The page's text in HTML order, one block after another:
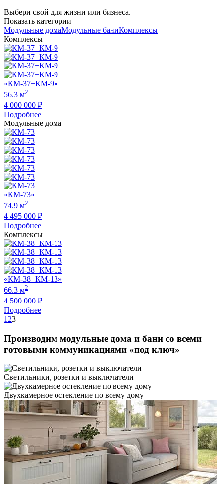
Выбери свой для жизни или бизнеса.
Показать категории
Модульные домаМодульные баниКомплексы
Комплексы
«КМ-37+КМ-9»
56.3 м2
4 000 000 ₽
Подробнее
Модульные дома
«КМ-73»
74.9 м2
4 495 000 ₽
Подробнее
Комплексы
«КМ-38+КМ-13»
66.3 м2
4 500 000 ₽
Подробнее
1 23
Производим модульные дома и бани со всеми
готовыми коммуникациями «под ключ»
Светильники, розетки и выключатели
Двухкамерное остекление по всему дому